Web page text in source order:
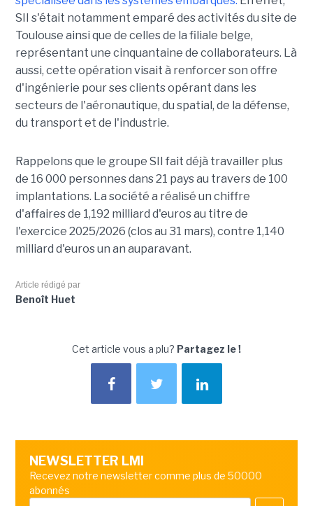
SII s'était notamment emparé des activités du site de
Toulouse ainsi que de celles de la filiale belge,
représentant une cinquantaine de collaborateurs. Là
aussi, cette opération visait à renforcer son offre
d'ingénierie pour ses clients opérant dans les
secteurs de l'aéronautique, du spatial, de la défense,
du transport et de l'industrie.
Rappelons que le groupe SII fait déjà travailler plus
de 16 000 personnes dans 21 pays au travers de 100
implantations. La société a réalisé un chiffre
d'affaires de 1,192 milliard d'euros au titre de
l'exercice 2025/2026 (clos au 31 mars), contre 1,140
milliard d'euros un an auparavant.
Article rédigé par
Benoît Huet
Cet article vous a plu? Partagez le !
NEWSLETTER LMI
Recevez notre newsletter comme plus de 50000
abonnés